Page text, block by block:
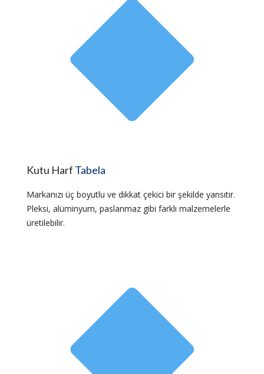
Kutu Harf Tabela
Markanızı üç boyutlu ve dikkat çekici bir şekilde yansıtır.
Pleksi, alüminyum, paslanmaz gibi farklı malzemelerle
üretilebilir.